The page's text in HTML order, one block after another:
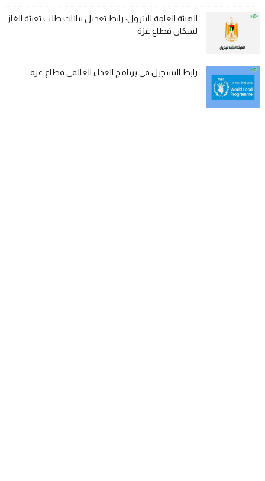
الهيئة العامة للبترول: رابط تعديل بيانات طلب تعبئة الغاز
لسكان قطاع غزة
رابط التسجيل في برنامج الغذاء العالمي قطاع غزة